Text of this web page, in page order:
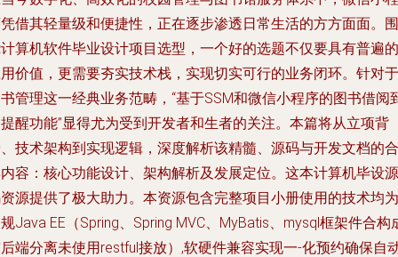
借其轻量级和便捷性，正在逐步渗透日常生活的方方面面。围
算机软件毕业设计项目选型，一个好的选题不仅要具有普遍的
价值，更需要夯实技术栈，实现切实可行的业务闭环。针对于
管理这一经典业务范畴，“基于SSM和微信小程序的图书借阅
醒功能”显得尤为受到开发者和生者的关注。本篇将从立项背
技术架构到实现逻辑，深度解析该精髓、源码与开发文档的合
容：核心功能设计、架构解析及发展定位。这本计算机毕设源
源提供了极大助力。本资源包含完整项目小册使用的技术均为
Java EE（Spring、Spring MVC、MyBatis、mysql框架件合构
端分离未使用restful接放）,软硬件兼容实现一-化预约确保自